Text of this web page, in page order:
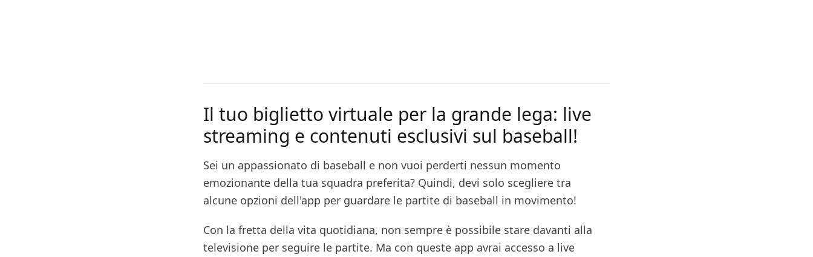
Il tuo biglietto virtuale per la grande lega: live
streaming e contenuti esclusivi sul baseball!
Sei un appassionato di baseball e non vuoi perderti nessun momento
emozionante della tua squadra preferita? Quindi, devi solo scegliere tra
alcune opzioni dell'app per guardare le partite di baseball in movimento!
Con la fretta della vita quotidiana, non sempre è possibile stare davanti alla
televisione per seguire le partite. Ma con queste app avrai accesso a live